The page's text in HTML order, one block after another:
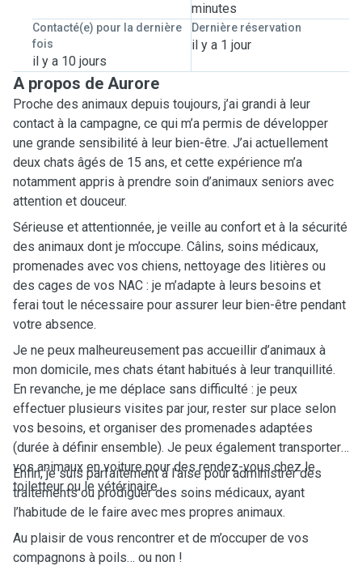
minutes
Contacté(e) pour la dernière
fois
il y a 10 jours
Dernière réservation
il y a 1 jour
A propos de Aurore
Proche des animaux depuis toujours, j’ai grandi à leur
contact à la campagne, ce qui m’a permis de développer
une grande sensibilité à leur bien-être. J’ai actuellement
deux chats âgés de 15 ans, et cette expérience m’a
notamment appris à prendre soin d’animaux seniors avec
attention et douceur.
Sérieuse et attentionnée, je veille au confort et à la sécurité
des animaux dont je m’occupe. Câlins, soins médicaux,
promenades avec vos chiens, nettoyage des litières ou
des cages de vos NAC : je m’adapte à leurs besoins et
ferai tout le nécessaire pour assurer leur bien-être pendant
votre absence.
Je ne peux malheureusement pas accueillir d’animaux à
mon domicile, mes chats étant habitués à leur tranquillité.
En revanche, je me déplace sans difficulté : je peux
effectuer plusieurs visites par jour, rester sur place selon
vos besoins, et organiser des promenades adaptées
(durée à définir ensemble). Je peux également transporter
vos animaux en voiture pour des rendez-vous chez le
toiletteur ou le vétérinaire.
Enfin, je suis parfaitement à l’aise pour administrer des
traitements ou prodiguer des soins médicaux, ayant
l’habitude de le faire avec mes propres animaux.
Au plaisir de vous rencontrer et de m’occuper de vos
compagnons à poils… ou non !